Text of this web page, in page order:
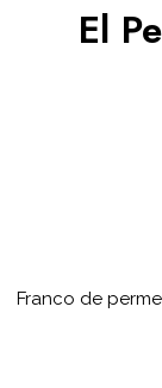
El
Franco de